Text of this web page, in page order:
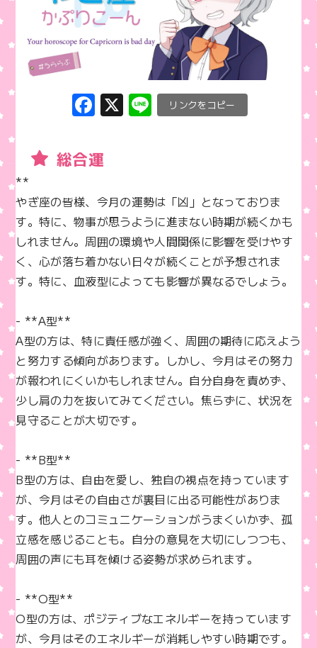
F
a
c
e
b
o
o
k
X Li
n
C
o
Li
n
k
総合運
**
やぎ座の皆様、今月の運勢は「凶」となっておりま
す。特に、物事が思うように進まない時期が続くかも
しれません。周囲の環境や人間関係に影響を受けやす
く、心が落ち着かない日々が続くことが予想されま
す。特に、血液型によっても影響が異なるでしょう。
- **A型**
A型の方は、特に責任感が強く、周囲の期待に応えよう
と努力する傾向があります。しかし、今月はその努力
が報われにくいかもしれません。自分自身を責めず、
少し肩の力を抜いてみてください。焦らずに、状況を
見守ることが大切です。
- **B型**
B型の方は、自由を愛し、独自の視点を持っています
が、今月はその自由さが裏目に出る可能性がありま
す。他人とのコミュニケーションがうまくいかず、孤
立感を感じることも。自分の意見を大切にしつつも、
周囲の声にも耳を傾ける姿勢が求められます。
- **O型**
O型の方は、ポジティブなエネルギーを持っています
が、今月はそのエネルギーが消耗しやすい時期です。